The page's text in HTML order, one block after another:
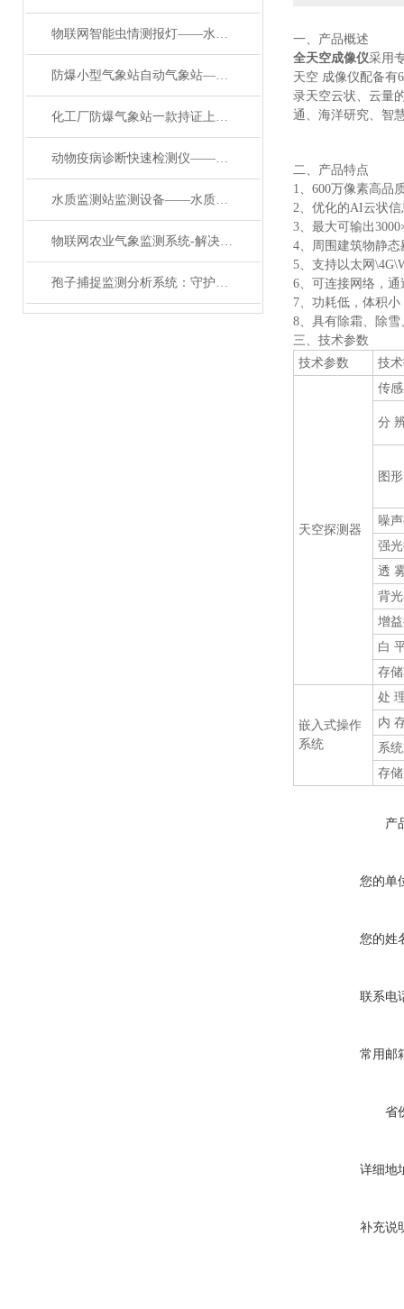
物联网智能虫情测报灯——水稻虫情测报灯的国家行业标准
防爆小型气象站自动气象站——一款高谈阔论的燃油库气象站024顺丰发货
化工厂防爆气象站一款持证上岗专业又实用的小型防爆气象站#2022已更新
动物疫病诊断快速检测仪——响应能力快速的非洲猪瘟检测系统2024顺丰包邮
水质监测站监测设备——水质在线监测系统：城市供水与污水处理的安全哨兵
物联网农业气象监测系统-解决农业问题的田间环境气象站#2024已更新
孢子捕捉监测分析系统：守护农作物健康的 “科技哨兵”
一、产品概述
全天空成像仪采用
天空 成像仪配备有
录天空云状、云量
通、海洋研究、智
二、产品特点
1、600万像素高品
2、优化的AI云状
3、最大可输出
4、周围建筑物静
5、支持以太网
6、可连接网络，
7、功耗低，体积
8、具有除霜、除
三、技术参数
技术参数
技
天空探测器
传
分
图
噪
强
透
背
增
白
存
嵌入式操作
系统
处
内
系
存
产
您的单
您的姓
联系电
常用邮
省
详细地
补充说